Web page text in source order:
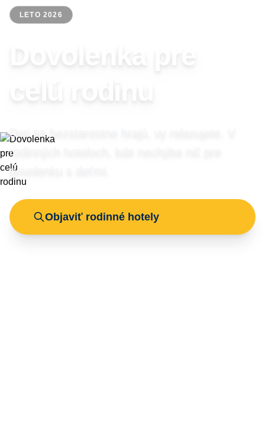
LETO 2026
Dovolenka pre
Deti sa bezstarostne hrajú, vy relaxujete. V
rodinných hoteloch, kde nechýba nič pre
dovolenku s deťmi.
Objaviť rodinné hotely